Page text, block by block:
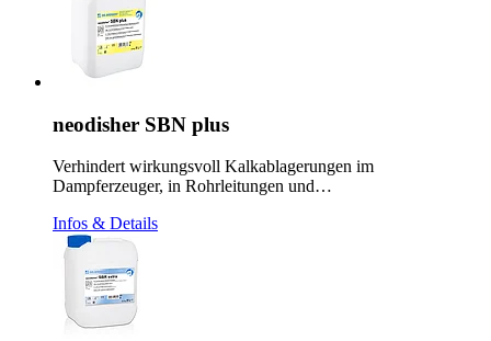
neodisher SBN plus
Verhindert wirkungsvoll Kalkablagerungen im
Dampferzeuger, in Rohrleitungen und…
Infos & Details